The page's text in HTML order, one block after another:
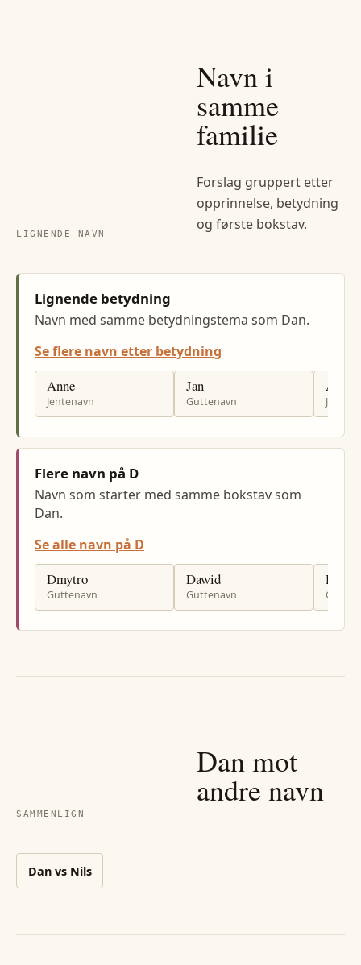
LIGNENDE NAVN
Navn i
samme
familie
Forslag gruppert etter
opprinnelse, betydning
og første bokstav.
Lignende betydning
Navn med samme betydningstema som Dan.
Se flere navn etter betydning
Anne
Jentenavn
Jan
Guttenavn
Anna
Flere navn på D
Navn som starter med samme bokstav som
Dan.
Se alle navn på D
Dmytro
Guttenavn
Dawid
Guttenavn
SAMMENLIGN
Dan mot
andre navn
Danvs Nils